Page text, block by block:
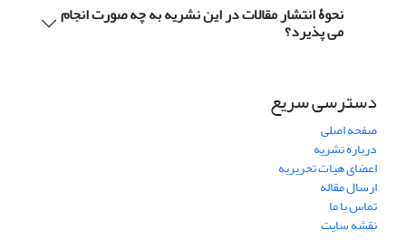
نحوۀ انتشار مقالات در این نشریه به چه صورت انجام
می پذیرد؟
دسترسی سریع
صفحه اصلی
درباره نشریه
اعضای هیات تحریریه
ارسال مقاله
تماس با ما
نقشه سایت